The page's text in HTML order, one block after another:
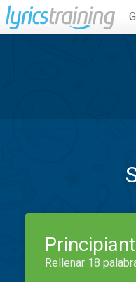
Rellenar 18